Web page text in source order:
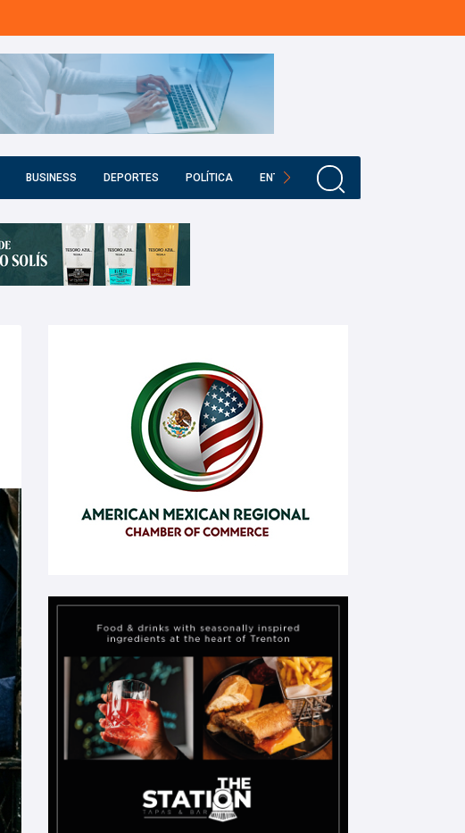
BUSINESS DEPORTES POLÍTICA ENTRETENIMIENTO